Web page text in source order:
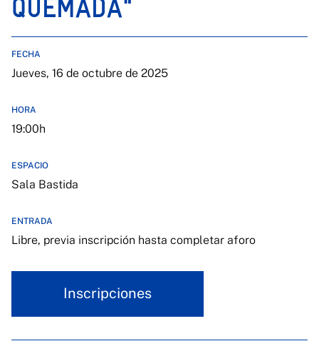
QUEMADA"
FECHA
Jueves, 16 de octubre de 2025
HORA
19:00h
ESPACIO
Sala Bastida
ENTRADA
Libre, previa inscripción hasta completar aforo
Inscripciones